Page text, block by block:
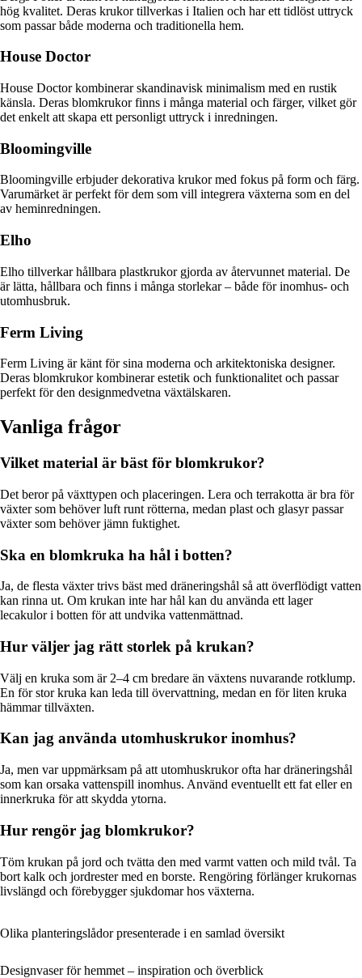
hög kvalitet. Deras krukor tillverkas i Italien och har ett tidlöst uttryck
som passar både moderna och traditionella hem.
House Doctor
House Doctor kombinerar skandinavisk minimalism med en rustik
känsla. Deras blomkrukor finns i många material och färger, vilket gör
det enkelt att skapa ett personligt uttryck i inredningen.
Bloomingville
Bloomingville erbjuder dekorativa krukor med fokus på form och färg.
Varumärket är perfekt för dem som vill integrera växterna som en del
av heminredningen.
Elho
Elho tillverkar hållbara plastkrukor gjorda av återvunnet material. De
är lätta, hållbara och finns i många storlekar – både för inomhus- och
utomhusbruk.
Ferm Living
Ferm Living är känt för sina moderna och arkitektoniska designer.
Deras blomkrukor kombinerar estetik och funktionalitet och passar
perfekt för den designmedvetna växtälskaren.
Vanliga frågor
Vilket material är bäst för blomkrukor?
Det beror på växttypen och placeringen. Lera och terrakotta är bra för
växter som behöver luft runt rötterna, medan plast och glasyr passar
växter som behöver jämn fuktighet.
Ska en blomkruka ha hål i botten?
Ja, de flesta växter trivs bäst med dräneringshål så att överflödigt vatten
kan rinna ut. Om krukan inte har hål kan du använda ett lager
lecakulor i botten för att undvika vattenmättnad.
Hur väljer jag rätt storlek på krukan?
Välj en kruka som är 2–4 cm bredare än växtens nuvarande rotklump.
En för stor kruka kan leda till övervattning, medan en för liten kruka
hämmar tillväxten.
Kan jag använda utomhuskrukor inomhus?
Ja, men var uppmärksam på att utomhuskrukor ofta har dräneringshål
som kan orsaka vattenspill inomhus. Använd eventuellt ett fat eller en
innerkruka för att skydda ytorna.
Hur rengör jag blomkrukor?
Töm krukan på jord och tvätta den med varmt vatten och mild tvål. Ta
bort kalk och jordrester med en borste. Rengöring förlänger krukornas
livslängd och förebygger sjukdomar hos växterna.
Olika planteringslådor presenterade i en samlad översikt
Designvaser för hemmet – inspiration och överblick